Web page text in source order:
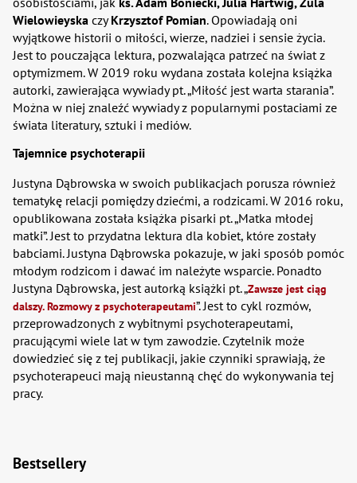
Wielowieyska czyKrzysztof Pomian. Opowiadają oni
wyjątkowe historii o miłości, wierze, nadziei i sensie życia.
Jest to pouczająca lektura, pozwalająca patrzeć na świat z
optymizmem. W 2019 roku wydana została kolejna książka
autorki, zawierająca wywiady pt. „Miłość jest warta starania”.
Można w niej znaleźć wywiady z popularnymi postaciami ze
świata literatury, sztuki i mediów.
Tajemnice psychoterapii
Justyna Dąbrowska w swoich publikacjach porusza również
tematykę relacji pomiędzy dziećmi, a rodzicami. W 2016 roku,
opublikowana została książka pisarki pt. „Matka młodej
matki”. Jest to przydatna lektura dla kobiet, które zostały
babciami. Justyna Dąbrowska pokazuje, w jaki sposób pomóc
młodym rodzicom i dawać im należyte wsparcie. Ponadto
Justyna Dąbrowska, jest autorką książki pt. „Zawsze jest ciąg
dalszy. Rozmowy z psychoterapeutami”. Jest to cykl rozmów,
przeprowadzonych z wybitnymi psychoterapeutami,
pracującymi wiele lat w tym zawodzie. Czytelnik może
dowiedzieć się z tej publikacji, jakie czynniki sprawiają, że
psychoterapeuci mają nieustanną chęć do wykonywania tej
pracy.
Bestsellery